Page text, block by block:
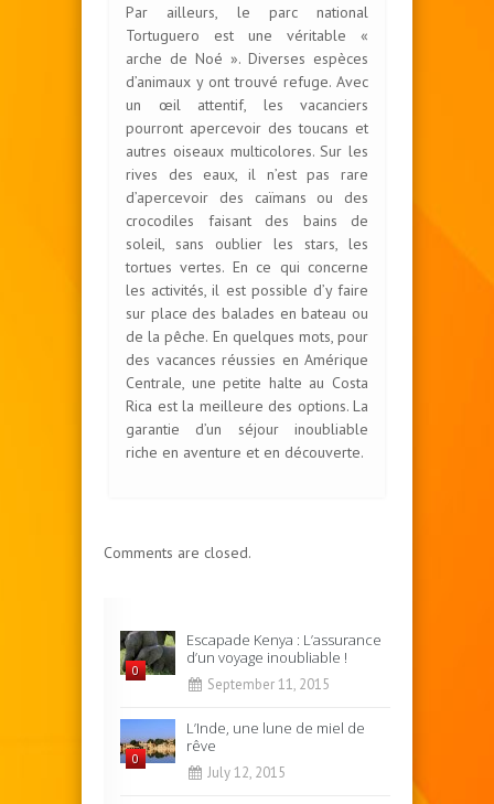
Par ailleurs, le parc national
Tortuguero est une véritable «
arche de Noé ». Diverses espèces
d’animaux y ont trouvé refuge. Avec
un œil attentif, les vacanciers
pourront apercevoir des toucans et
autres oiseaux multicolores. Sur les
rives des eaux, il n’est pas rare
d’apercevoir des caïmans ou des
crocodiles faisant des bains de
soleil, sans oublier les stars, les
tortues vertes. En ce qui concerne
les activités, il est possible d’y faire
sur place des balades en bateau ou
de la pêche. En quelques mots, pour
des vacances réussies en Amérique
Centrale, une petite halte au Costa
Rica est la meilleure des options. La
garantie d’un séjour inoubliable
riche en aventure et en découverte.
Comments are closed.
0
Escapade Kenya : L’assurance
d’un voyage inoubliable !
September 11, 2015
0
L’Inde, une lune de miel de
rêve
July 12, 2015